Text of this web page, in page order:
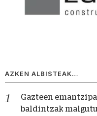
AZKEN ALBISTEAK…
Gazteen
baldintzak